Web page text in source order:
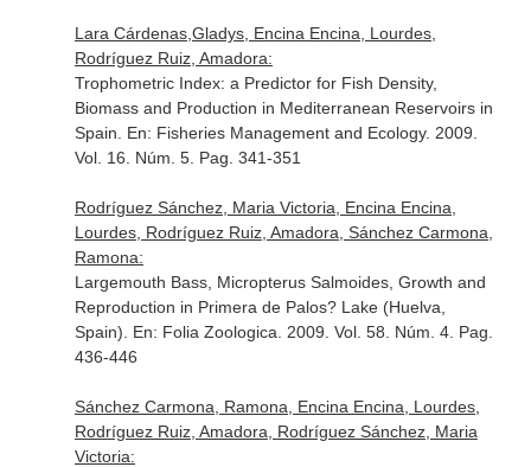
Lara Cárdenas,Gladys, Encina Encina, Lourdes,
Rodríguez Ruiz, Amadora:
Trophometric Index: a Predictor for Fish Density,
Biomass and Production in Mediterranean Reservoirs in
Spain. En: Fisheries Management and Ecology. 2009.
Vol. 16. Núm. 5. Pag. 341-351
Rodríguez Sánchez, Maria Victoria, Encina Encina,
Lourdes, Rodríguez Ruiz, Amadora, Sánchez Carmona,
Ramona:
Largemouth Bass, Micropterus Salmoides, Growth and
Reproduction in Primera de Palos? Lake (Huelva,
Spain). En: Folia Zoologica . 2009. Vol. 58. Núm. 4. Pag.
436-446
Sánchez Carmona, Ramona, Encina Encina, Lourdes,
Rodríguez Ruiz, Amadora, Rodríguez Sánchez, Maria
Victoria: